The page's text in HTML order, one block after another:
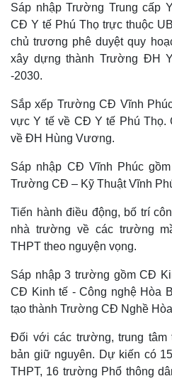
Quan sát
Cuộc sống đó đây
Hồ sơ
Sáp nhập Trường Trung cấp
CĐ Y tế Phú Thọ trực thuộc
chủ trương phê duyệt quy
xây dựng thành Trường ĐH
-2030.
Sắp xếp Trường CĐ Vĩnh
vực Y tế về CĐ Y tế Phú Thọ.
về ĐH Hùng Vương.
Sáp nhập CĐ Vĩnh Phúc
Trường CĐ – Kỹ Thuật Vĩnh
Tiến hành điều động, bố trí
nhà trường về các trường
THPT theo nguyện vọng.
Sáp nhập 3 trường gồm CĐ
CĐ Kinh tế - Công nghệ Hòa
tạo thành Trường CĐ Nghề
Đối với các trường, trung
bản giữ nguyên. Dự kiến có
THPT, 16 trường Phổ thông